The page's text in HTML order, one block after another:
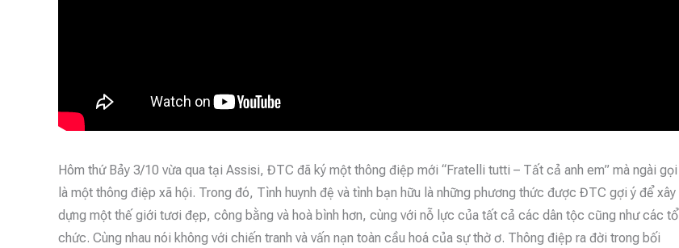
Hôm thứ Bảy 3/10 vừa qua tại Assisi, ĐTC đã ký một thông điệp mới “Fratelli tutti – Tất cả anh em” mà ngài gọi
là một thông điệp xã hội. Trong đó, Tình huynh đệ và tình bạn hữu là những phương thức được ĐTC gợi ý để xây
dựng một thế giới tươi đẹp, công bằng và hoà bình hơn, cùng với nỗ lực của tất cả các dân tộc cũng như các tổ
chức. Cùng nhau nói không với chiến tranh và vấn nạn toàn cầu hoá của sự thờ ơ. Thông điệp ra đời trong bối